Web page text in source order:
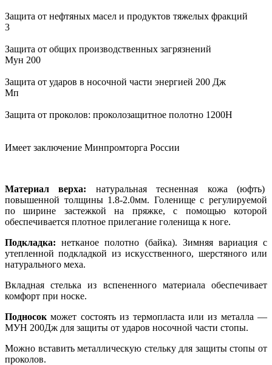
Защита от нефтяных масел и продуктов тяжелых фракций
3
Защита от общих производственных загрязнений
Мун 200
Защита от ударов в носочной части энергией 200 Дж
Мп
Защита от проколов: проколозащитное полотно 1200Н
Имеет заключение Минпромторга России
Материал верха: натуральная тесненная кожа (юфть)
повышенной толщины 1.8-2.0мм. Голенище с регулируемой
по ширине застежкой на пряжке, с помощью которой
обеспечивается плотное прилегание голенища к ноге.
Подкладка:нетканое полотно (байка). Зимняя вариация с
утепленной подкладкой из искусственного, шерстяного или
натурального меха.
Вкладная стелька из вспененного материала обеспечивает
комфорт при носке.
Подносокможет состоять из термопласта или из металла —
МУН 200Дж для защиты от ударов носочной части стопы.
Можно вставить металлическую стельку для защиты стопы от
проколов.